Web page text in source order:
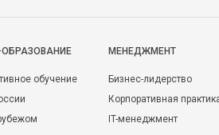
ОБРАЗОВАНИЕ
обучение
МЕНЕДЖМЕНТ
Бизнес-лидерство
Корпоративная
IT-менеджмент